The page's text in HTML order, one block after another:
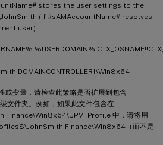
stores the user settings to the
(if #sAMAccountName# resolves
user)
或变量，请检查此策略是否扩展到包含
文件夹。例如，如果此文件包含在
中，请将用
（而不是